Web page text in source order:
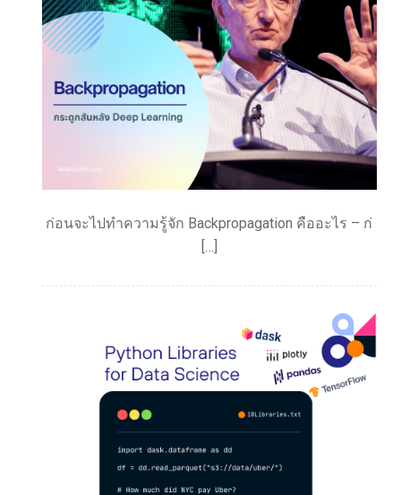
ก่อนจะไปทำความรู้จัก Backpropagation คืออะไร – ก่
[…]